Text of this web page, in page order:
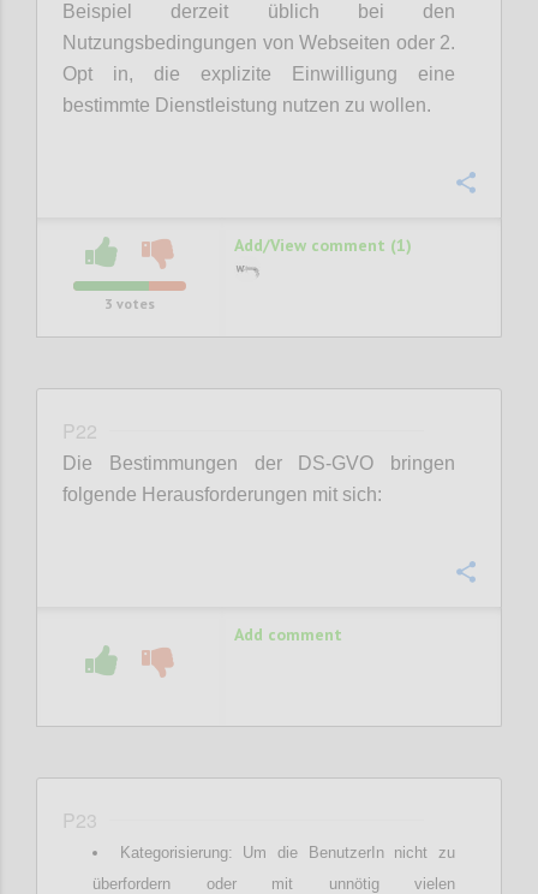
Beispiel derzeit üblich bei den
Nutzungsbedingungen von Webseiten oder 2.
Opt in, die explizite Einwilligung eine
bestimmte Dienstleistung nutzen zu wollen.
3 votes
Add/View comment (1)
P22
Die Bestimmungen der DS-GVO bringen
folgende Herausforderungen mit sich:
Add comment
P23
Kategorisierung: Um die BenutzerIn nicht zu
überfordern oder mit unnötig vielen